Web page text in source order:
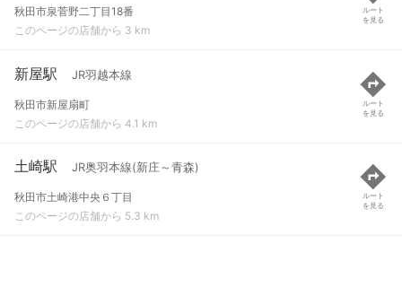
秋田市泉菅野二丁目18番
このページの店舗から 3 km
ルート
を見る
新屋駅 JR羽越本線
秋田市新屋扇町
このページの店舗から 4.1 km
ルート
を見る
土崎駅 JR奥羽本線(新庄～青森)
秋田市土崎港中央６丁目
このページの店舗から 5.3 km
ルート
を見る